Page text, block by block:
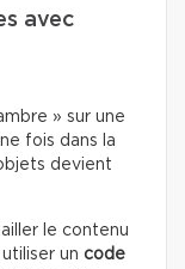
avec
» sur une
fois dans la
devient
le contenu
un code